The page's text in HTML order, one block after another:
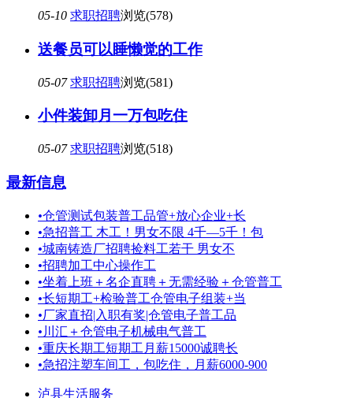
05-10 求职招聘浏览(578)
送餐员可以睡懒觉的工作
05-07 求职招聘浏览(581)
小件装卸月一万包吃住
05-07 求职招聘浏览(518)
最新信息
•仓管测试包装普工品管+放心企业+长
•急招普工 木工！男女不限 4千—5千！包
•城南铸造厂招聘捡料工若干 男女不
•招聘加工中心操作工
•坐着上班＋名企直聘＋无需经验＋仓管普工
•长短期工+检验普工仓管电子组装+当
•厂家直招|入职有奖|仓管电子普工品
• 川汇＋仓管电子机械电气普工
•重庆长期工短期工月薪15000诚聘长
•急招注塑车间工，包吃住，月薪6000-900
泸县生活服务